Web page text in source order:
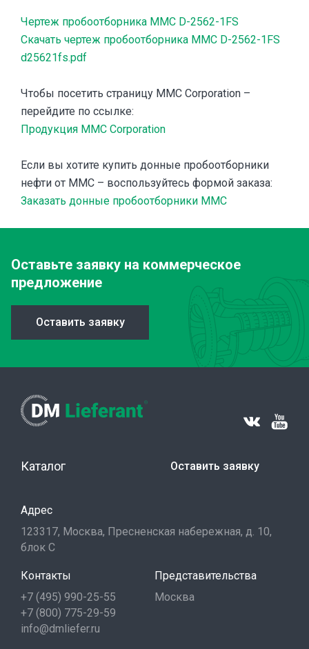
Чертеж пробоотборника MMC D-2562-1FS
Cкачать чертеж пробоотборника MMC D-2562-1FS
d25621fs.pdf
Чтобы посетить страницу MMC Corporation –
перейдите по ссылке:
Продукция MMC Corporation
Если вы хотите купить донные пробоотборники
нефти от MMC – воспользуйтесь формой заказа:
Заказать донные пробоотборники MMC
Оставьте заявку на коммерческое
предложение
Оставить заявку
Каталог Оставить заявку
Адрес
123317, Москва, Пресненская набережная, д. 10,
блок С
Контакты
+7 (495) 990-25-55
+7 (800) 775-29-59
info@dmliefer.ru
Представительства
Москва